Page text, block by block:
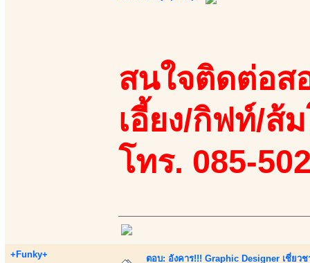
สนใจติดต่อส
เอี้ยง/กิฟท์/ส้
โทร. 085-
+Funky+
ตอบ: อังคาร!!! Graphic Designer เชี่ยว